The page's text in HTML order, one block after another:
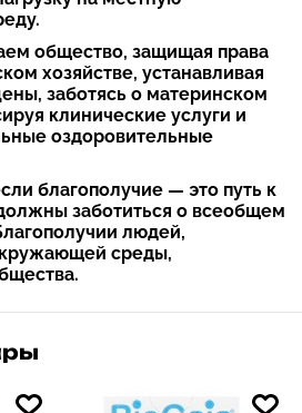
общество, защищая права
хозяйстве, устанавливая
заботясь о материнском
клинические услуги и
оздоровительные
благополучие — это путь к
заботиться о всеобщем
людей,
среды,